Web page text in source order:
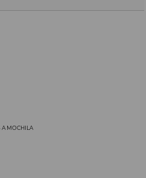
A MOCHILA